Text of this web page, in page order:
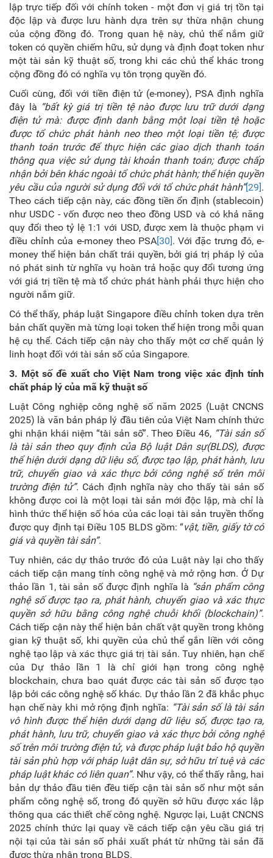
lập trực tiếp đối với chính token - một đơn vị giá trị tồn tại
độc lập và được lưu hành dựa trênsự thừa nhận chung
của cộng đồng đó. Trong quan hệ này, chủ thể nắm giữ
token có quyền chiếm hữu, sử dụng và định đoạt token như
một tài sản kỹ thuật số, trong khi các chủ thể khác trong
cộng đồng đó có nghĩa vụ tôn trọng quyền đó.
Cuối cùng, đối với tiền điện tử (e-money), PSA định nghĩa
đây là “bất kỳ giá trị tiền tệ nào được lưu trữ dưới dạng
điện tử mà: được định danh bằng một loại tiền tệ hoặc
được tổ chức phát hành neo theo một loại tiền tệ; được
thanh toán trước để thực hiện các giao dịch thanh toán
thông qua việc sử dụng tài khoản thanh toán; được chấp
nhận bởi bên khác ngoài tổ chức phát hành; thể hiện quyền
yêu cầu của người sử dụng đối với tổ chức phát hành”[29].
Theo cách tiếp cận này, các đồng tiền ổn định (stablecoin)
như USDC - vốn được neo theo đồng USD và có khả năng
quy đổi theo tỷ lệ 1:1 với USD, được xem là thuộc phạm vi
điều chỉnh của e-money theo PSA[30]. Với đặc trưng đó, e-
money thể hiện bản chất trái quyền, bởi giá trị pháp lý của
nó phát sinh từ nghĩa vụ hoàn trả hoặc quy đổi tương ứng
với giá trị tiền tệ mà tổ chức phát hành phải thực hiện cho
người nắm giữ.
Có thể thấy, pháp luật Singapore điều chỉnh token dựa trên
bản chất quyền mà từng loại token thể hiện trong mỗi quan
hệ cụ thể. Cách tiếp cận này cho thấy một cơ chế quản lý
linh hoạt đối với tài sản số của Singapore.
3. Một số đề xuất cho Việt Nam trong việc xác định tính
chất pháp lý của mã kỹ thuật số
Luật Công nghiệp công nghệ số năm 2025 (Luật CNCNS
2025) là văn bản pháp lý đầu tiên của Việt Nam chính thức
ghi nhận khái niệm “tài sản số”. Theo Điều 46, “Tài sản số
là tài sản theo quy định của Bộ luật Dân sự(BLDS), được
thể hiện dưới dạng dữ liệu số, được tạo lập, phát hành, lưu
trữ, chuyển giao và xác thực bởi công nghệ số trên môi
trường điện tử”. Cách định nghĩa này cho thấy tài sản số
không được coi là một loại tài sản mới độc lập, mà chỉ là
hình thức thể hiện số hóa của các loại tài sản truyền thống
được quy định tại Điều 105 BLDS gồm: “vật, tiền, giấy tờ có
giá và quyền tài sản”.
Tuy nhiên, các dự thảo trước đó của Luật này lại cho thấy
cách tiếp cận mang tính công nghệ và mở rộng hơn. Ở Dự
thảo lần 1, tài sản số được định nghĩa là “sản phẩm công
nghệ số được tạo ra, phát hành, chuyển giao và xác thực
quyền sở hữu bằng công nghệ chuỗi khối (blockchain)”.
Cách tiếp cận này thể hiện bản chất vật quyền trong không
gian kỹ thuật số, khi quyền của chủ thể gắn liền với công
nghệ tạo lập và xác thực giá trị tài sản. Tuy nhiên, hạn chế
của Dự thảo lần 1 là chỉ giới hạn trong công nghệ
blockchain, chưa bao quát được các tài sản số được tạo
lập bởi các công nghệ số khác. Dự thảo lần 2 đã khắc phục
hạn chế này khi mở rộng định nghĩa: “Tài sản số là tài sản
vô hình được thể hiện dưới dạng dữ liệu số, được tạo ra,
phát hành, lưu trữ, chuyển giao và xác thực bởi công nghệ
số trên môi trường điện tử, và được pháp luật bảo hộ quyền
tài sản phù hợp với pháp luật dân sự, sở hữu trí tuệ và các
pháp luật khác có liên quan”. Như vậy, có thể thấy rằng, hai
bản dự thảo đầu tiên đều tiếp cận tài sản số như một sản
phẩm công nghệ số, trong đó quyền sở hữu được xác lập
thông qua các thiết chế công nghệ. Ngược lại, Luật CNCNS
2025 chính thức lại quay về cách tiếp cận yêu cầu giá trị
nội tại của tài sản số phải xuất phát từ những tài sản đã
được thừa nhận trong BLDS.